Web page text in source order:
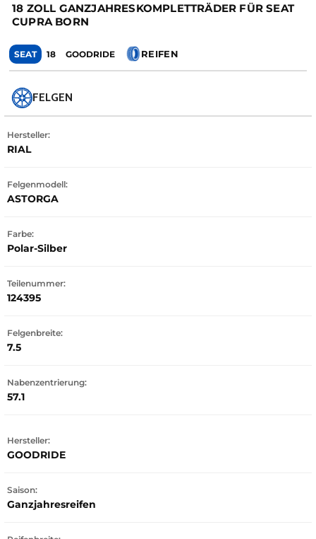
18 ZOLL GANZJAHRESKOMPLETTRÄDER FÜR SEAT
CUPRA BORN
SEAT 18 GOODRIDE REIFEN
FELGEN
Hersteller:
RIAL
Felgenmodell:
ASTORGA
Farbe:
Polar-Silber
Teilenummer:
124395
Felgenbreite:
7.5
Nabenzentrierung:
57.1
Hersteller:
GOODRIDE
Saison:
Ganzjahresreifen